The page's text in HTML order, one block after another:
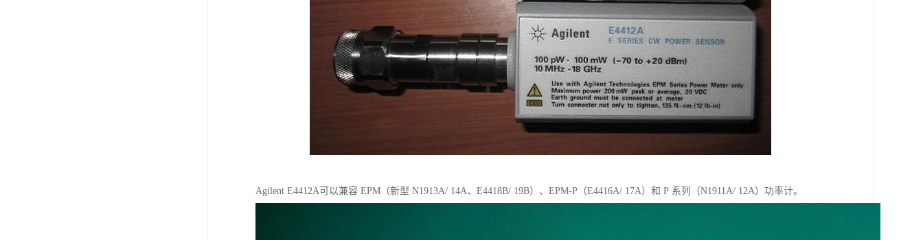
Agilent E4412A可以兼容 EPM（新型 N1913A/ 14A、E4418B/ 19B）、EPM-P（E4416A/ 17A）和 P 系列（N1911A/ 12A）功率计。